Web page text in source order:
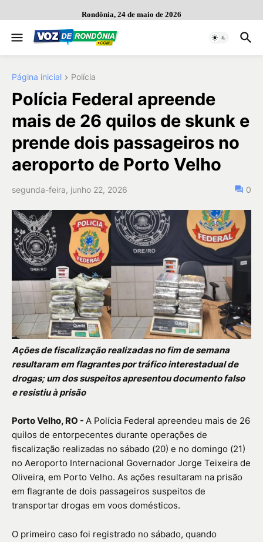
Rondônia, 24 de maio de 2026
Página inicial Polícia
Polícia Federal apreende
mais de 26 quilos de skunk e
prende dois passageiros no
aeroporto de Porto Velho
segunda-feira, junho 22, 2026 0
Ações de fiscalização realizadas no fim de semana
resultaram em flagrantes por tráfico interestadual de
drogas; um dos suspeitos apresentou documento falso
e resistiu à prisão
Porto Velho, RO - A Polícia Federal apreendeu mais de 26
quilos de entorpecentes durante operações de
fiscalização realizadas no sábado (20) e no domingo (21)
no Aeroporto Internacional Governador Jorge Teixeira de
Oliveira, em Porto Velho. As ações resultaram na prisão
em flagrante de dois passageiros suspeitos de
transportar drogas em voos domésticos.
O primeiro caso foi registrado no sábado, quando